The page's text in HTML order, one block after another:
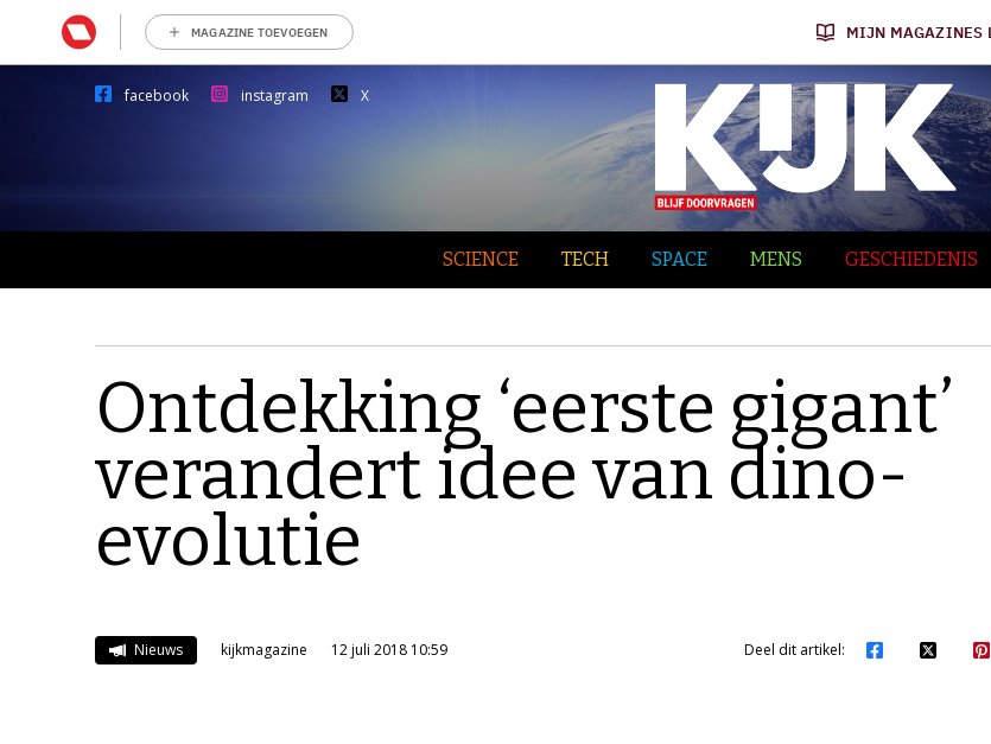
MAGAZINE TOEVOEGEN MIJN MAGAZINES
facebook instagram X
SCIENCE TECH SPACE MENS GESCHIEDENIS
Ontdekking ‘eerste gigant’
verandert idee van dino-
evolutie
Nieuws kijkmagazine 12 juli 2018 10:59 Deel dit artikel: